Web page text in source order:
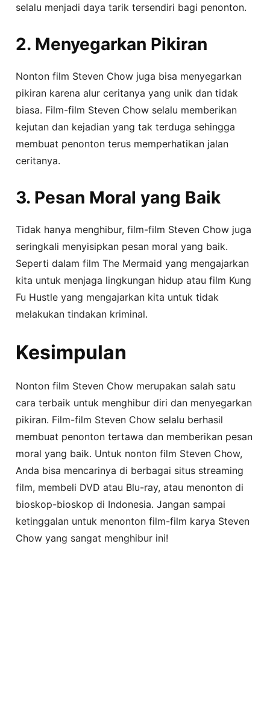
selalu menjadi daya tarik tersendiri bagi penonton.
2. Menyegarkan Pikiran
Nonton film Steven Chow juga bisa menyegarkan
pikiran karena alur ceritanya yang unik dan tidak
biasa. Film-film Steven Chow selalu memberikan
kejutan dan kejadian yang tak terduga sehingga
membuat penonton terus memperhatikan jalan
ceritanya.
3. Pesan Moral yang Baik
Tidak hanya menghibur, film-film Steven Chow juga
seringkali menyisipkan pesan moral yang baik.
Seperti dalam film The Mermaid yang mengajarkan
kita untuk menjaga lingkungan hidup atau film Kung
Fu Hustle yang mengajarkan kita untuk tidak
melakukan tindakan kriminal.
Kesimpulan
Nonton film Steven Chow merupakan salah satu
cara terbaik untuk menghibur diri dan menyegarkan
pikiran. Film-film Steven Chow selalu berhasil
membuat penonton tertawa dan memberikan pesan
moral yang baik. Untuk nonton film Steven Chow,
Anda bisa mencarinya di berbagai situs streaming
film, membeli DVD atau Blu-ray, atau menonton di
bioskop-bioskop di Indonesia. Jangan sampai
ketinggalan untuk menonton film-film karya Steven
Chow yang sangat menghibur ini!